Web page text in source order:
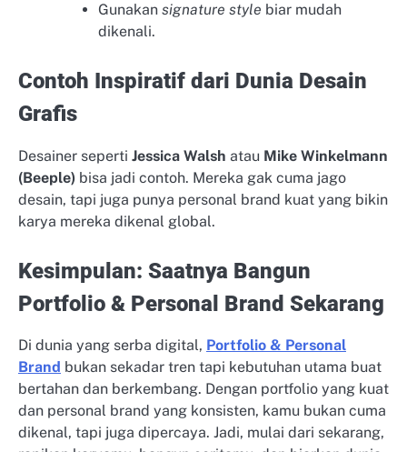
Gunakan signature style biar mudah
dikenali.
Contoh Inspiratif dari Dunia Desain
Grafis
Desainer seperti Jessica Walsh atau Mike Winkelmann
(Beeple) bisa jadi contoh. Mereka gak cuma jago
desain, tapi juga punya personal brand kuat yang bikin
karya mereka dikenal global.
Kesimpulan: Saatnya Bangun
Portfolio & Personal Brand Sekarang
Di dunia yang serba digital, Portfolio & Personal
Brand bukan sekadar tren tapi kebutuhan utama buat
bertahan dan berkembang. Dengan portfolio yang kuat
dan personal brand yang konsisten, kamu bukan cuma
dikenal, tapi juga dipercaya. Jadi, mulai dari sekarang,